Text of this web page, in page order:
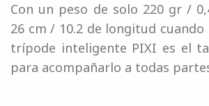
Con un peso de solo 220 gr /
26 cm / 10.2 de longitud cuando
trípode inteligente PIXI es el
para acompañarlo a todas